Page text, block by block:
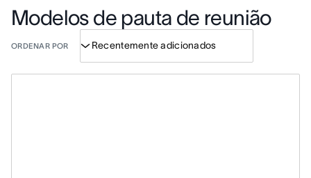
Modelos de pauta de reunião
ORDENAR POR